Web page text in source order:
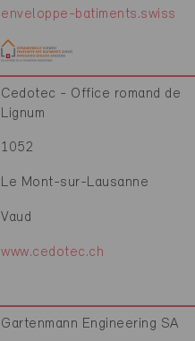
enveloppe-batiments.swiss
Cedotec - Office romand de
Lignum
1052
Le Mont-sur-Lausanne
Vaud
www.cedotec.ch
Gartenmann Engineering SA